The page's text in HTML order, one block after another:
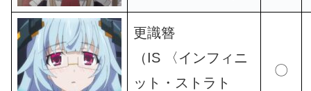
更識簪
（IS 〈インフィニ
ット・ストラト
〇